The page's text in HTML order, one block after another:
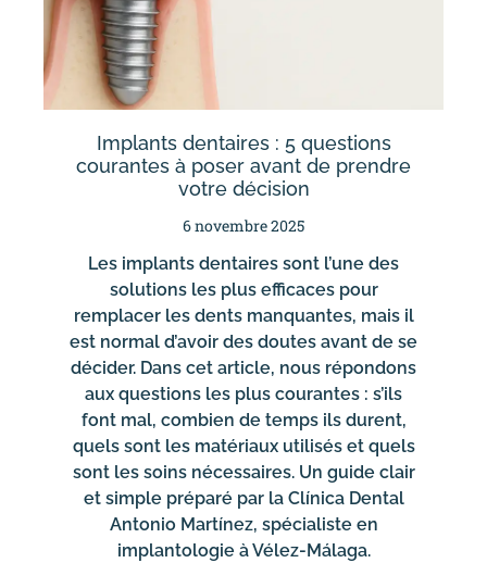
Implants dentaires : 5 questions
courantes à poser avant de prendre
votre décision
6 novembre 2025
Les implants dentaires sont l’une des
solutions les plus efficaces pour
remplacer les dents manquantes, mais il
est normal d’avoir des doutes avant de se
décider. Dans cet article, nous répondons
aux questions les plus courantes : s’ils
font mal, combien de temps ils durent,
quels sont les matériaux utilisés et quels
sont les soins nécessaires. Un guide clair
et simple préparé par la Clínica Dental
Antonio Martínez, spécialiste en
implantologie à Vélez-Málaga.